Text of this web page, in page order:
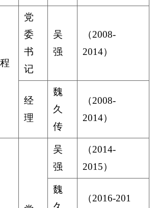
党
委
书
记
吴
强
（2008-
2014）
经
理
魏
久
传
（2008-
2014）
吴
强
（2014-
2015）
魏
（2016-201